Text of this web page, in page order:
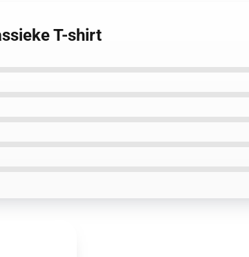
T-shirt